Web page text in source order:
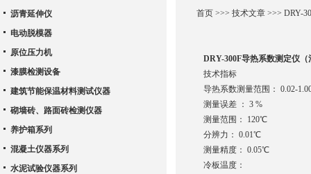
首页>>> 技术文章>>> DRY-
DRY-300F导热系数测定仪（
技术指标
导热系数测量范围： 0.02-
测量误差 ： 3 %
测量范围： 120℃
分辨力： 0.01℃
测量精度： 0.05℃
冷板温度：
沥青延伸仪
电动脱模器
原位压力机
漆膜检测设备
建筑节能保温材料测试仪器
砌墙砖、路面砖检测仪器
养护箱系列
混凝土仪器系列
水泥试验仪器系列